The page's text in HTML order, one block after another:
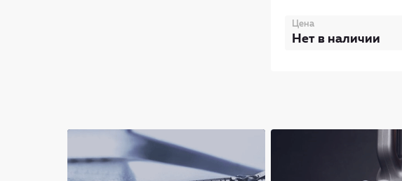
Цена
Нет в наличии